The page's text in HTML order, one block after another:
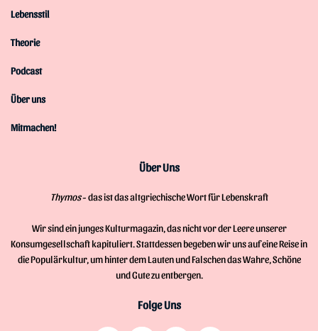
Lebensstil
Theorie
Podcast
Über uns
Mitmachen!
Über Uns
Thymos- das ist das altgriechische Wort für Lebenskraft
Wir sind ein junges Kulturmagazin, das nicht vor der Leere unserer
Konsumgesellschaft kapituliert. Stattdessen begeben wir uns auf eine Reise in
die Populärkultur, um hinter dem Lauten und Falschen das Wahre, Schöne
und Gute zu entbergen.
Folge Uns